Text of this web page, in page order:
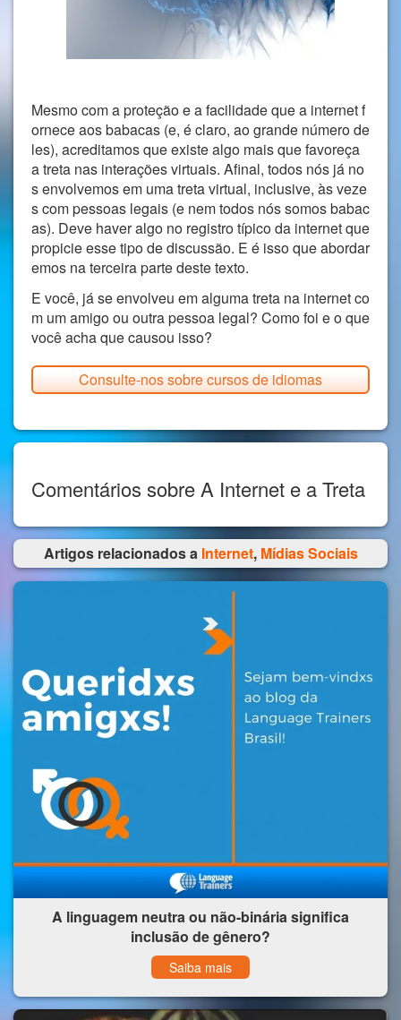
Mesmo com a proteção e a facilidade que a internet f
ornece aos babacas (e, é claro, ao grande número de
les), acreditamos que existe algo mais que favoreça
a treta nas interações virtuais. Afinal, todos nós já no
s envolvemos em uma treta virtual, inclusive, às veze
s com pessoas legais (e nem todos nós somos babac
as). Deve haver algo no registro típico da internet que
propicie esse tipo de discussão. E é isso que abordar
emos na terceira parte deste texto.
E você, já se envolveu em alguma treta na internet co
m um amigo ou outra pessoa legal? Como foi e o que
você acha que causou isso?
Consulte-nos sobre cursos de idiomas
Comentários sobre A Internet e a Treta
Artigos relacionados a Internet, Mídias Sociais
A linguagem neutra ou não-binária significa
inclusão de gênero?
Saiba mais